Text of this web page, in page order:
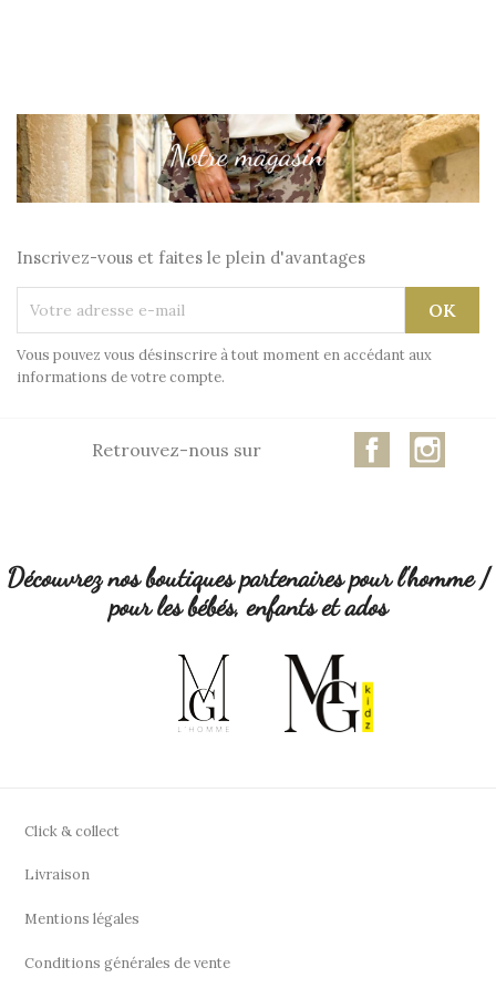
Inscrivez-vous et faites le plein d'avantages
Vous pouvez vous désinscrire à tout moment en accédant aux
informations de votre compte.
Retrouvez-nous sur Facebook
Découvrez nos boutiques partenaires pour l'homme /
pour les bébés, enfants et ados
Click & collect
Livraison
Mentions légales
Conditions générales de vente